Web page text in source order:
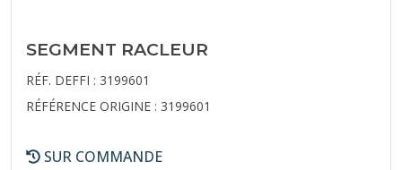
SEGMENT RACLEUR
RÉF. DEFFI : 3199601
RÉFÉRENCE ORIGINE : 3199601
SUR COMMANDE